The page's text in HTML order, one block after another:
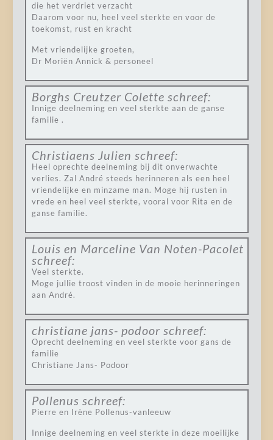
die het verdriet verzacht
Daarom voor nu, heel veel sterkte en voor de
toekomst, rust en kracht
Met vriendelijke groeten,
Dr Moriën Annick & personeel
Borghs Creutzer Colette schreef:
Innige deelneming en veel sterkte aan de ganse
familie .
Christiaens Julien schreef:
Heel oprechte deelneming bij dit onverwachte
verlies. Zal André steeds herinneren als een heel
vriendelijke en minzame man. Moge hij rusten in
vrede en heel veel sterkte, vooral voor Rita en de
ganse familie.
Louis en Marceline Van Noten-Pacolet
schreef:
Veel sterkte.
Moge jullie troost vinden in de mooie herinneringen
aan André.
christiane jans- podoor schreef:
Oprecht deelneming en veel sterkte voor gans de
familie
Christiane Jans- Podoor
Pollenus schreef:
Pierre en Irène Pollenus-vanleeuw
Innige deelneming en veel sterkte in deze moeilijke